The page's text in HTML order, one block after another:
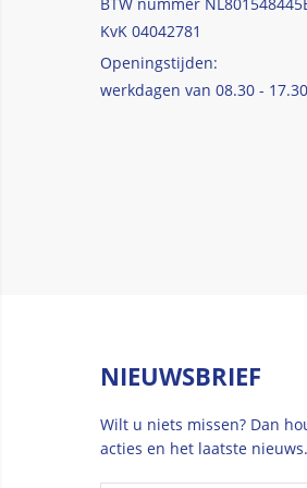
KvK 04042781
Openingstijden:
werkdagen van 08.30 -
NIEUWSBRIEF
Wilt u niets missen? Dan
acties en het laatste nieuws.